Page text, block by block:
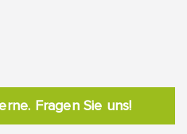
Fragen Sie uns!